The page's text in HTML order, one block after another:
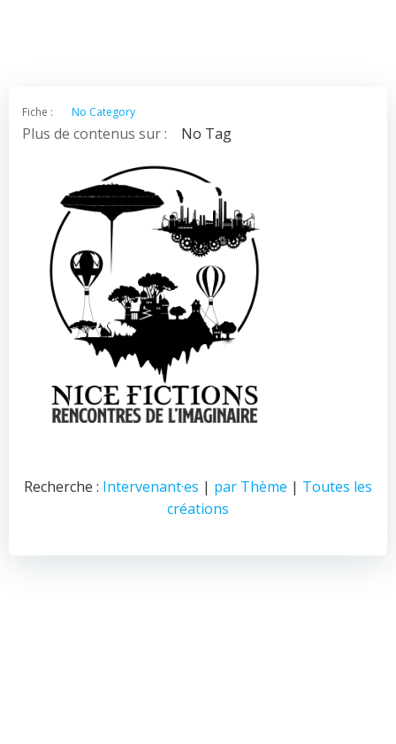
Fiche : No Category
Plus de contenus sur : No Tag
Recherche : Intervenant·es | par Thème | Toutes les
créations